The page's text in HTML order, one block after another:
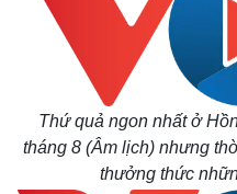
Thứ quả ngon nhất ở
tháng 8 (Âm lịch) nhưng
thưởng thức